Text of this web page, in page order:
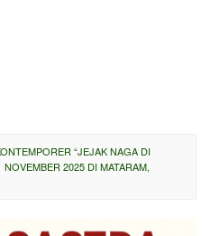
“JEJAK NAGA DI
2025 DI MATARAM,